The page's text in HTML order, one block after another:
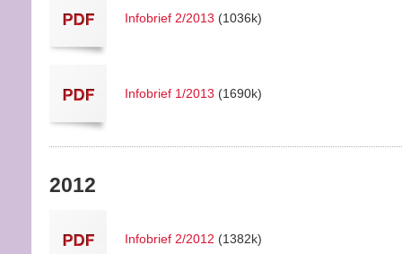
Infobrief 2/2013 (1036k)
Infobrief 1/2013 (1690k)
2012
Infobrief 2/2012 (1382k)